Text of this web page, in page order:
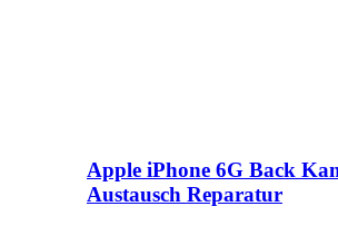
Apple iPhone 6G Back
Austausch Reparatur